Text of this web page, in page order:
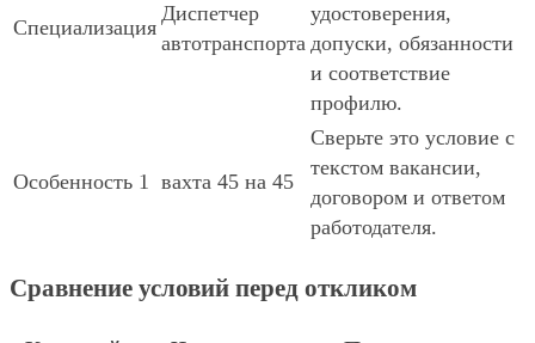
Специализация
Диспетчер
автотранспорта
удостоверения,
допуски, обязанности
и соответствие
профилю.
Особенность 1 вахта 45 на 45
Сверьте это условие с
текстом вакансии,
договором и ответом
работодателя.
Сравнение условий перед откликом